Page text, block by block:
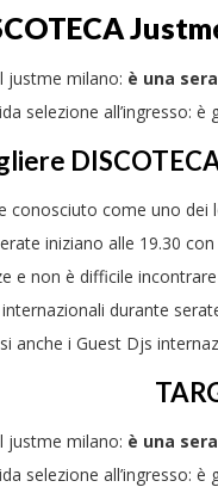
justme milano: è una
selezione all’ingresso:
conosciuto come uno
iniziano alle 19.30
e non è difficile
durante
anche i Guest Djs
justme milano: è una
selezione all’ingresso: